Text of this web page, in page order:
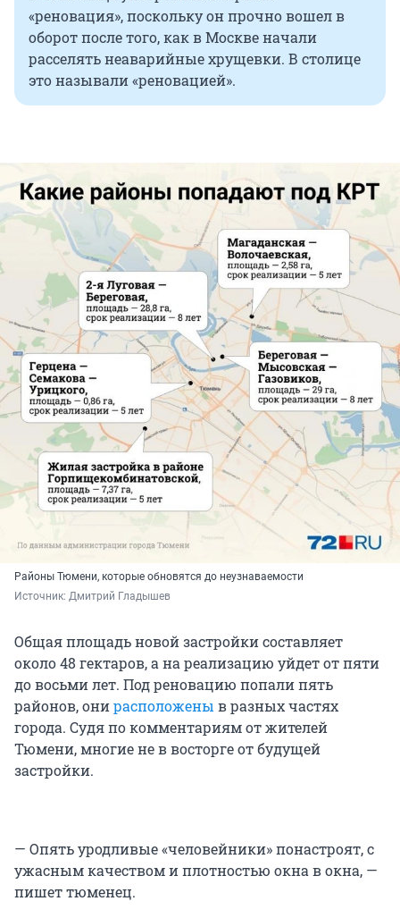
«реновация», поскольку он прочно вошел в
оборот после того, как в Москве начали
расселять неаварийные хрущевки. В столице
это называли «реновацией».
Районы Тюмени, которые обновятся до неузнаваемости
Источник: Дмитрий Гладышев
Общая площадь новой застройки составляет
около 48 гектаров, а на реализацию уйдет от пяти
до восьми лет. Под реновацию попали пять
районов, онирасположены в разных частях
города. Судя по комментариям от жителей
Тюмени, многие не в восторге от будущей
застройки.
— Опять уродливые «человейники» понастроят, с
ужасным качеством и плотностью окна в окна, —
пишет тюменец.